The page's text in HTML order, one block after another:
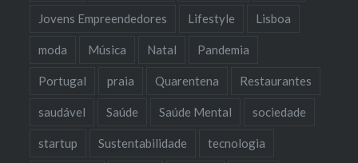
Jovens Empreendedores Lifestyle Lisboa
moda Música Natal Pandemia
Portugal praia Quarentena Restaurantes
saudável Saúde Saúde Mental sociedade
startup Sustentabilidade tecnologia